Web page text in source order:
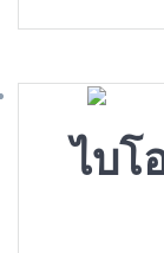
ไบโ